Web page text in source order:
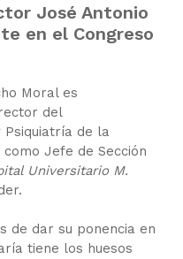
José Antonio
en el Congreso
Moral es
del
Psiquiatría de la
como Jefe de Sección
Universitario M.
de dar su ponencia en
tiene los huesos